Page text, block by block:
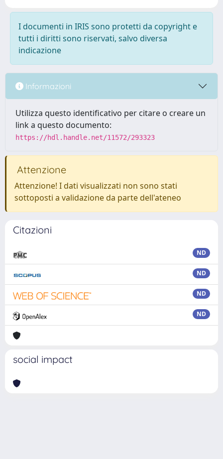
I documenti in IRIS sono protetti da copyright e
tutti i diritti sono riservati, salvo diversa
indicazione
Informazioni
Utilizza questo identificativo per citare o creare un
link a questo documento:
https://hdl.handle.net/11572/293323
Attenzione
Attenzione! I dati visualizzati non sono stati
sottoposti a validazione da parte dell'ateneo
Citazioni
ND
ND
ND
ND
social impact